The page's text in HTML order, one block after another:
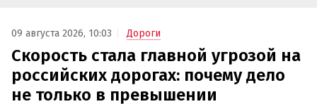
09 августа 2026, 10:03 Дороги
Скорость стала главной угрозой на
российских дорогах: почему дело
не только в превышении